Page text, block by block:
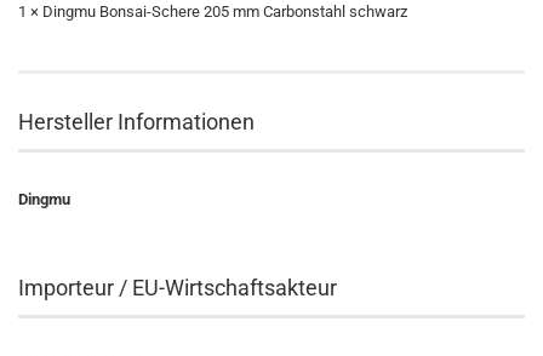
1 × Dingmu Bonsai-Schere 205 mm Carbonstahl schwarz
Hersteller Informationen
Dingmu
Importeur / EU-Wirtschaftsakteur